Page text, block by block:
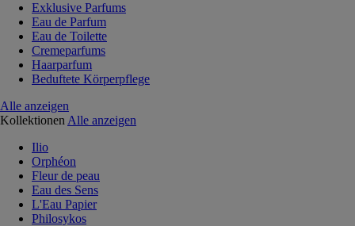
Exklusive Parfums
Eau de Parfum
Eau de Toilette
Cremeparfums
Haarparfum
Beduftete Körperpflege
Alle anzeigen
Kollektionen Alle anzeigen
Ilio
Orphéon
Fleur de peau
Eau des Sens
L'Eau Papier
Philosykos